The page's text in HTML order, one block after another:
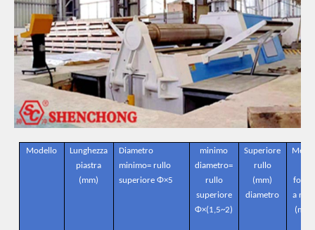
Modello
Lunghezza
piastra
(mm)
Diametro
minimo= rullo
superiore Φ×5
minimo
diametro=
rullo
superiore
Φ×(1,5~2)
Superiore
rullo
(mm)
diametro
a
(mm)